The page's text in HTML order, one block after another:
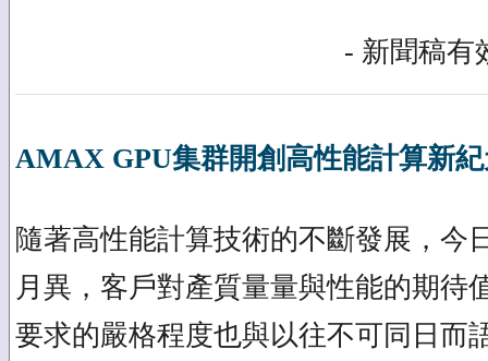
- 新聞稿有
AMAX GPU集群開創高性能計算新
隨著高性能計算技術的不斷發展，今
月異，客戶對產質量量與性能的期待
要求的嚴格程度也與以往不可同日而